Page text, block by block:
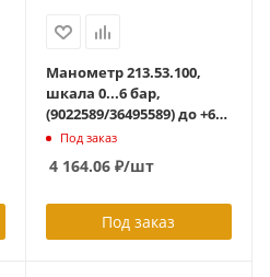
Манометр 213.53.100,
шкала 0...6 бар,
(9022589/36495589) до +60
град С, радиальный
гидрозаполнением
Под заказ
4 164.06₽/шт
Под заказ